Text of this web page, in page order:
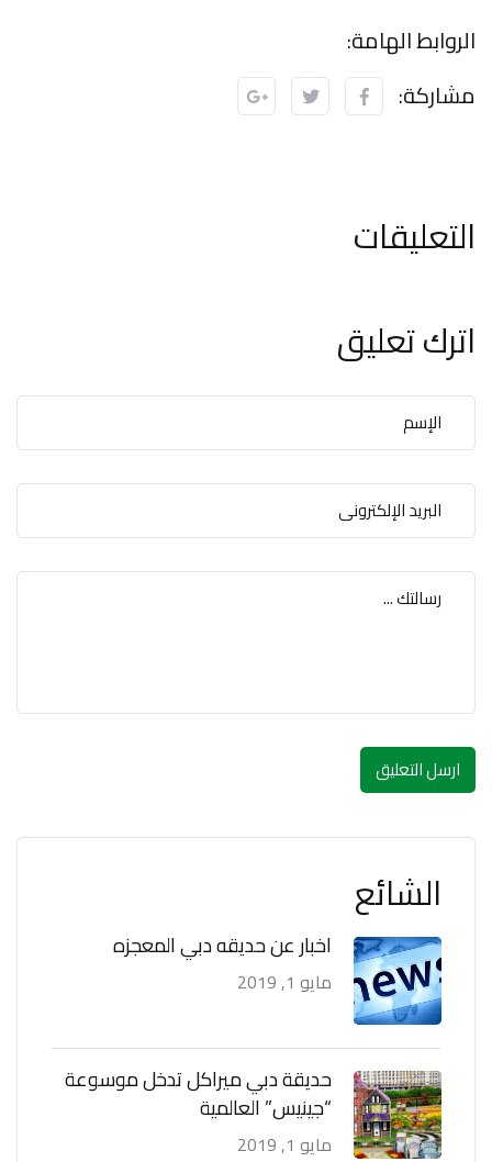
الروابط الهامة:
مشاركة:
التعليقات
اترك تعليق
ارسل التعليق
الشائع
اخبار عن حديقه دبي المعجزه
مايو 1, 2019
حديقة دبي ميراكل تدخل موسوعة
“جينيس” العالمية
مايو 1, 2019